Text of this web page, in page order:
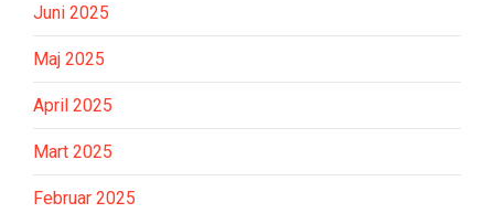
Juni 2025
Maj 2025
April 2025
Mart 2025
Februar 2025